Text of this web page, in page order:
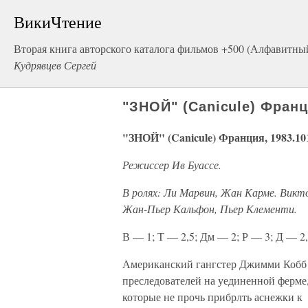
ВикиЧтение
Вторая книга авторского каталога фильмов +500
Кудрявцев Сергей
"ЗНОЙ" (Canicule)
"ЗНОЙ" (Canicule) Франция,
Режиссер Ив Буассе.
В ролях: Ли Марвин, Жан Карме.
Жан-Пьер Кальфон, Пьер Клементи.
В — 1; Т — 2,5; Дм — 2; Р — 3; Д —
Американский гангстер Джимми
преследователей на уединенной
которые не прочь прибрлть аснежки к